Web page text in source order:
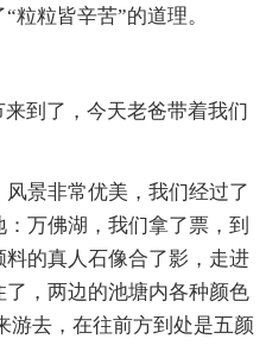
粒粒皆辛苦”的道理。
到了，今天老爸带着我们
景非常优美，我们经过了
万佛湖，我们拿了票，到
的真人石像合了影，走进
，两边的池塘内各种颜色
游去，在往前方到处是五颜